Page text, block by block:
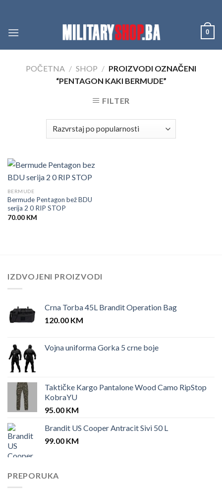
content
0
POČETNA / SHOP / PROIZVODI OZNAČENI
“PENTAGON KAKI BERMUDE”
FILTER
BERMUDE
Bermude Pentagon bež BDU
serija 2 0 RIP STOP
70.00 KM
IZDVOJENI PROIZVODI
Crna Torba 45L Brandit Operation Bag
120.00 KM
Vojna uniforma Gorka 5 crne boje
Taktičke Kargo Pantalone Wood Camo RipStop
KobraYU
95.00 KM
Brandit US Cooper Antracit Sivi 50 L
99.00 KM
PREPORUKA